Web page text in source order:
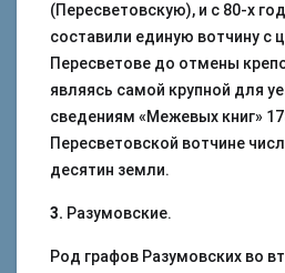
(Пересветовскую), и с 80-х
составили единую вотчину с
Пересветове до отмены
являясь самой крупной для
сведениям «Межевых книг»
Пересветовской вотчине
десятин земли.
3. Разумовские.
Род графов Разумовских во